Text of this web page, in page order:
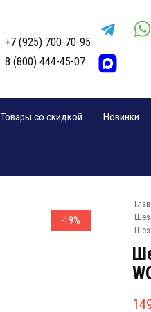
+7 (925) 700-70-95
8 (800) 444-45-07
Товары со скидкой Новинки
-19%